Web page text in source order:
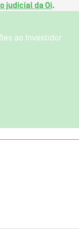
judicial da Oi.
ao Investidor